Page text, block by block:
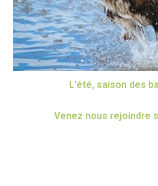
L’été, saison des
Venez nous rejoindre